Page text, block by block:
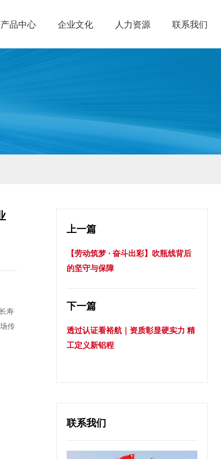
产品中心 企业文化 人力资源 联系我们
寿
传
上一篇
【劳动筑梦 · 奋斗出彩】吹瓶线背后
的坚守与保障
下一篇
透过认证看裕航｜资质彰显硬实力 精
工定义新铝程
联系我们